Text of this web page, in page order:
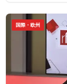
国際・欧州